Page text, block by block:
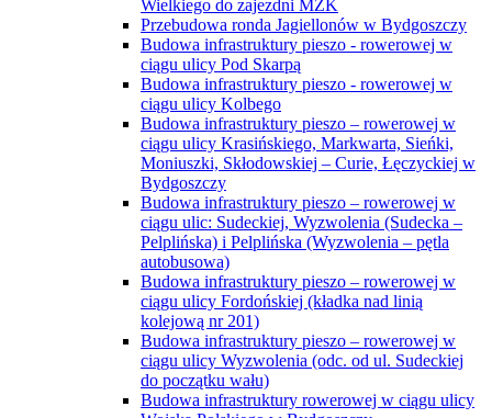
Wielkiego do zajezdni MZK
Przebudowa ronda Jagiellonów w Bydgoszczy
Budowa infrastruktury pieszo - rowerowej w
ciągu ulicy Pod Skarpą
Budowa infrastruktury pieszo - rowerowej w
ciągu ulicy Kolbego
Budowa infrastruktury pieszo – rowerowej w
ciągu ulicy Krasińskiego, Markwarta, Sieńki,
Moniuszki, Skłodowskiej – Curie, Łęczyckiej w
Bydgoszczy
Budowa infrastruktury pieszo – rowerowej w
ciągu ulic: Sudeckiej, Wyzwolenia (Sudecka –
Pelplińska) i Pelplińska (Wyzwolenia – pętla
autobusowa)
Budowa infrastruktury pieszo – rowerowej w
ciągu ulicy Fordońskiej (kładka nad linią
kolejową nr 201)
Budowa infrastruktury pieszo – rowerowej w
ciągu ulicy Wyzwolenia (odc. od ul. Sudeckiej
do początku wału)
Budowa infrastruktury rowerowej w ciągu ulicy